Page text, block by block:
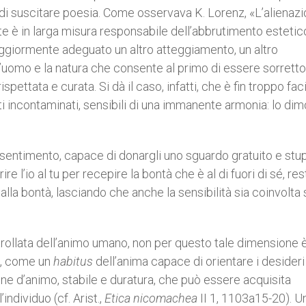
poesia. Come osservava K. Lorenz,
è in larga misura responsabile dell’abbrutimento
adeguato un altro atteggiamento, un altro
e la natura che consente al primo di essere
e curata. Si dà il caso, infatti, che è fin troppo
sensibili di una immanente armonia: lo
capace di donargli uno sguardo gratuito e
l’io al tu per recepire la bontà che è al di fuori di sé,
bontà, lasciando che anche la sensibilità sia coinvolta
dell’animo umano, non per questo tale dimensione
come un habitus dell’anima capace di orientare i
d’animo, stabile e duratura, che può essere acquisita
(cf. Arist., Etica nicomachea II 1, 1103a15-20).